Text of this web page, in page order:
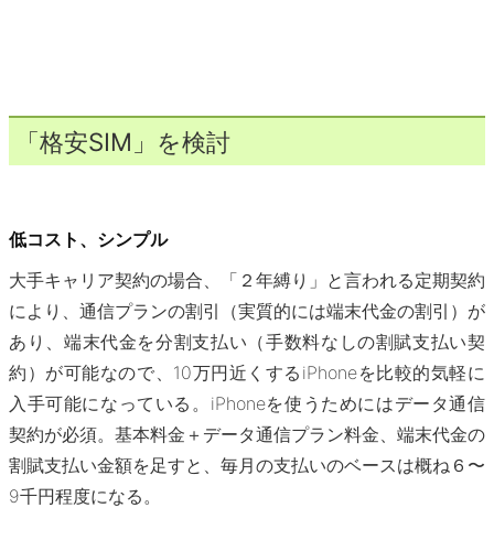
「格安SIM」を検討
低コスト、シンプル
大手キャリア契約の場合、「２年縛り」と言われる定期契約
により、通信プランの割引（実質的には端末代金の割引）が
あり、端末代金を分割支払い（手数料なしの割賦支払い契
約）が可能なので、10万円近くするiPhoneを比較的気軽に
入手可能になっている。iPhoneを使うためにはデータ通信
契約が必須。基本料金＋データ通信プラン料金、端末代金の
割賦支払い金額を足すと、毎月の支払いのベースは概ね６〜
9千円程度になる。